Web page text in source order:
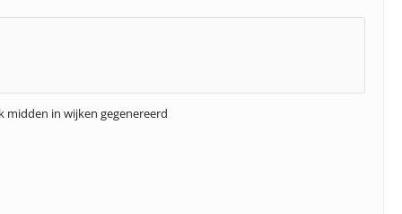
midden in wijken gegenereerd